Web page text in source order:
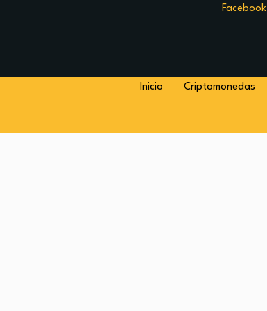
Facebook
Inicio Criptomonedas